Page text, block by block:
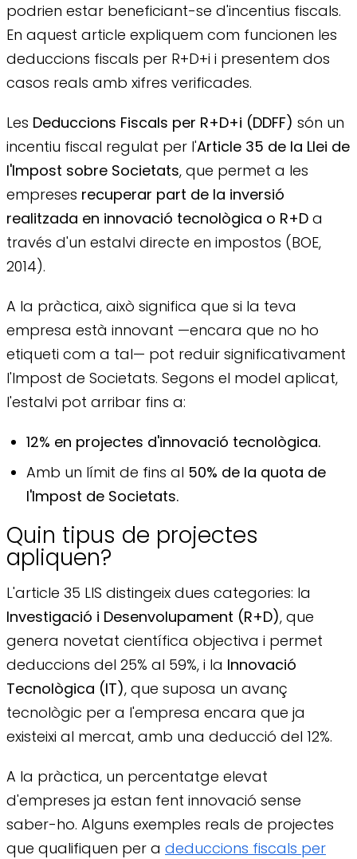
podrien estar beneficiant-se d'incentius fiscals.
En aquest article expliquem com funcionen les
deduccions fiscals per R+D+i i presentem dos
casos reals amb xifres verificades.
Les Deduccions Fiscals per R+D+i (DDFF) són un
incentiu fiscal regulat per l'Article 35 de la Llei de
l'Impost sobre Societats, que permet a les
empreses recuperar part de la inversió
realitzada en innovació tecnològica o R+D a
través d'un estalvi directe en impostos (BOE,
2014).
A la pràctica, això significa que si la teva
empresa està innovant —encara que no ho
etiqueti com a tal— pot reduir significativament
l'Impost de Societats. Segons el model aplicat,
l'estalvi pot arribar fins a:
12% en projectes d'innovació tecnològica.
Amb un límit de fins al 50% de la quota de
l'Impost de Societats.
Quin tipus de projectes
apliquen?
L'article 35 LIS distingeix dues categories: la
Investigació i Desenvolupament (R+D), que
genera novetat científica objectiva i permet
deduccions del 25% al 59%, i la Innovació
Tecnològica (IT), que suposa un avanç
tecnològic per a l'empresa encara que ja
existeixi al mercat, amb una deducció del 12%.
A la pràctica, un percentatge elevat
d'empreses ja estan fent innovació sense
saber-ho. Alguns exemples reals de projectes
que qualifiquen per a deduccions fiscals per